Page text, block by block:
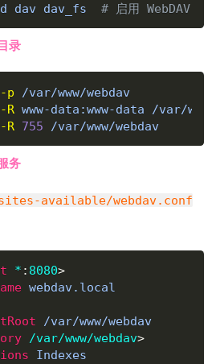
dav dav_fs # 启用 WebDAV 模
录
-p
-R
-R 755 /var/www/webdav
务
available/webdav.conf
* : 8080>
webdav.local
/var/www/webdav
/var/www/webdav>
Indexes